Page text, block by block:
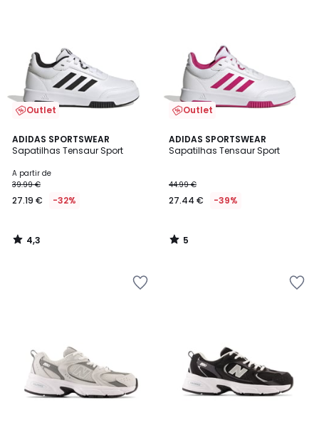
Outlet
ADIDAS SPORTSWEAR
Sapatilhas Tensaur Sport
A partir de
39.99 €
27.19 € -32%
4,3
/ 5
4,3
/
Outlet
ADIDAS SPORTSWEAR
Sapatilhas Tensaur Sport
44.99 €
27.44 € -39%
5
/
5
/